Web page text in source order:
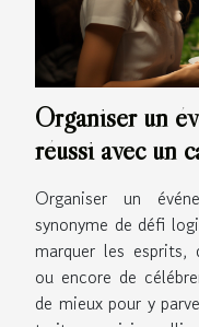
Organiser un
réussi avec un
Organiser un
synonyme de défi
marquer les esprits,
ou encore de
de mieux pour y